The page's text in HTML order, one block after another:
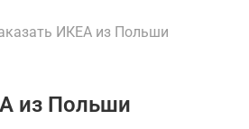
ИКЕА из Польши
из Польши